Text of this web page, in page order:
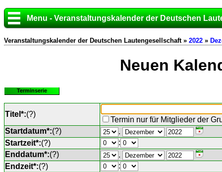
Menu - Veranstaltungskalender der Deutschen
Veranstaltungskalender der Deutschen Lautengesellschaft » 2022 »
Neuen
Terminserie
Titel*:(?)
Termin nur für Mitglieder der
Startdatum*:(?)
.
Startzeit*:(?)
:
Enddatum*:(?)
.
Endzeit*:(?)
: